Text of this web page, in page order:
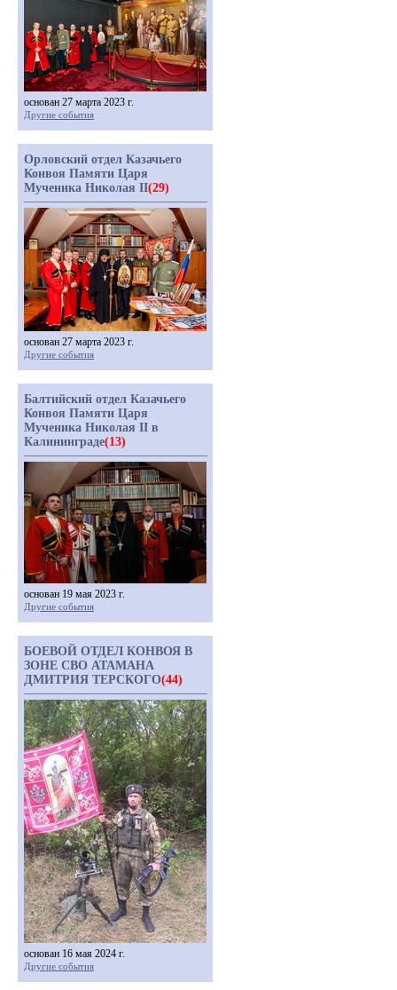
основан 27 марта 2023 г.
Другие события
Орловский отдел Казачьего
Конвоя Памяти Царя
Мученика Николая II(29)
основан 27 марта 2023 г.
Другие события
Балтийский отдел Казачьего
Конвоя Памяти Царя
Мученика Николая II в
Калининграде(13)
основан 19 мая 2023 г.
Другие события
БОЕВОЙ ОТДЕЛ КОНВОЯ В
ЗОНЕ СВО АТАМАНА
ДМИТРИЯ ТЕРСКОГО(44)
основан 16 мая 2024 г.
Другие события